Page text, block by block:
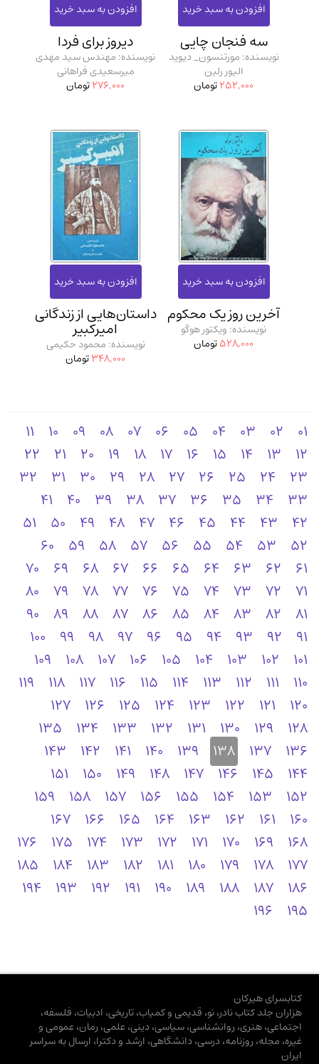
سه فنجان چایی
نویسنده: مورتنسون_ دیوید
الیور رلین
252,000تومان
دیروز برای فردا
نویسنده: مهندس سید مهدی
میرسعیدی فراهانی
276,000تومان
آخرین روز یک محکوم
نویسنده: ویکتور هوگو
528,000تومان
داستان‌هایی از زندگانی
امیرکبیر
نویسنده: محمود حکیمی
348,000تومان
01
02
03
04
05
06
07
08
09
10
11
12
13
14
15
16
17
18
19
20
21
22
23
24
25
26
27
28
29
30
31
32
33
34
35
36
37
38
39
40
41
42
43
44
45
46
47
48
49
50
51
52
53
54
55
56
57
58
59
60
61
62
63
64
65
66
67
68
69
70
71
72
73
74
75
76
77
78
79
80
81
82
83
84
85
86
87
88
89
90
91
92
93
94
95
96
97
98
99
100
101
102
103
104
105
106
107
108
109
110
111
112
113
114
115
116
117
118
119
120
121
122
123
124
125
126
127
128
129
130
131
132
133
134
135
136
137
138
139
140
141
142
143
144
145
146
147
148
149
150
151
152
153
154
155
156
157
158
159
160
161
162
163
164
165
166
167
168
169
170
171
172
173
174
175
176
177
178
179
180
181
182
183
184
185
186
187
188
189
190
191
192
193
194
195
196
کتابسرای هیرکان
هزاران جلد کتاب نادر، نو، قدیمی و کمیاب، تاریخی، ادبیات، فلسفه،
اجتماعی، هنری، روانشناسی، سیاسی، دینی، علمی، رمان، عمومی و
غیره، مجله، روزنامه، درسی، دانشگاهی، ارشد و دکترا، ارسال به سراسر
ایران